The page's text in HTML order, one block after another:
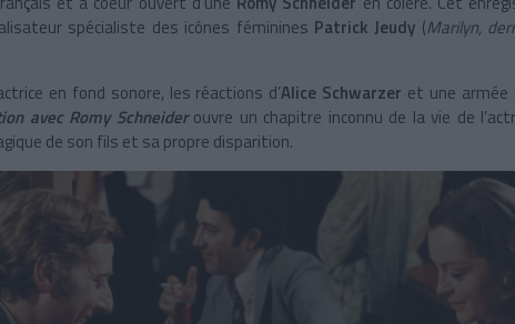
spécialiste des icônes féminines Patrick Jeudy (Marilyn,
en fond sonore, les réactions d’Alice Schwarzer et une armée
avec Romy Schneiderouvre un chapitre inconnu de la vie de
de son fils et sa propre disparition.